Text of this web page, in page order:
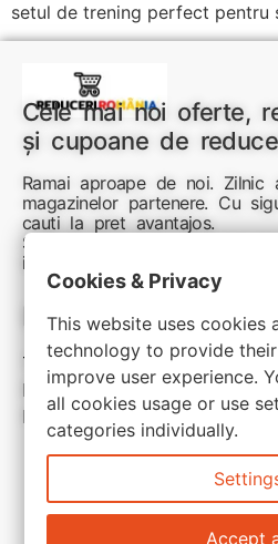
setul de trening perfect pentru
Cele mai noi oferte,
și cupoane de
Ramai aproape de noi. Zilnic
magazinelor partenere. Cu
cauti la pret avantajos.
Sunteti aici pentru reduceri
inspirate
Link-uri utile:
Termeni si conditii
Politica de confidentialitate
Politica de cookie
Cookies & Privacy
This website uses cookies
technology to provide
improve user experience.
all cookies usage or use
categories individually.
Accept